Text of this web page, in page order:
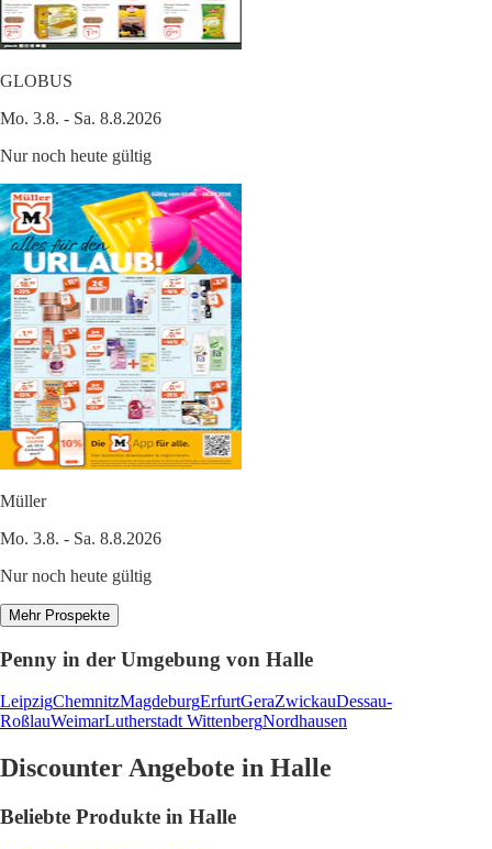
GLOBUS
Mo. 3.8. - Sa. 8.8.2026
Nur noch heute gültig
Müller
Mo. 3.8. - Sa. 8.8.2026
Nur noch heute gültig
Mehr Prospekte
Penny in der Umgebung von Halle
LeipzigChemnitzMagdeburgErfurtGeraZwickauDessau-
RoßlauWeimarLutherstadt WittenbergNordhausen
Discounter Angebote in Halle
Beliebte Produkte in Halle